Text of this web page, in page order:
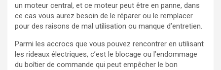
un moteur central, et ce moteur peut être en panne, dans
ce cas vous aurez besoin de le réparer ou le remplacer
pour des raisons de mal utilisation ou manque d’entretien.
Parmi les accrocs que vous pouvez rencontrer en utilisant
les rideaux électriques, c’est le blocage ou l’endommage
du boîtier de commande qui peut empêcher le bon